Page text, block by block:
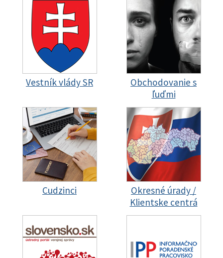
Vestník vlády SR
Obchodovanie s
ľuďmi
Cudzinci
Okresné úrady /
Klientske centrá